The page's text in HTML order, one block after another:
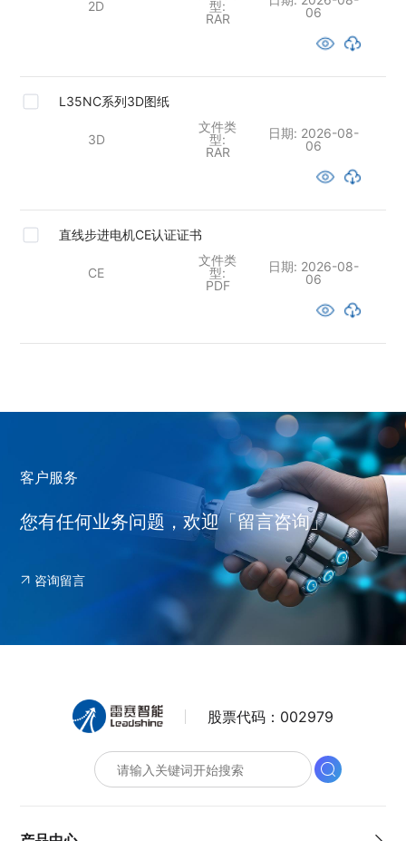
2D
型:
RAR
06
L35NC系列3D图纸
3D
文件类
型:
RAR
日期: 2026-08-
06
直线步进电机CE认证证书
CE
文件类
型:
PDF
日期: 2026-08-
06
客户服务
您有任何业务问题，欢迎「留言咨询」
咨询留言
股票代码： 002979